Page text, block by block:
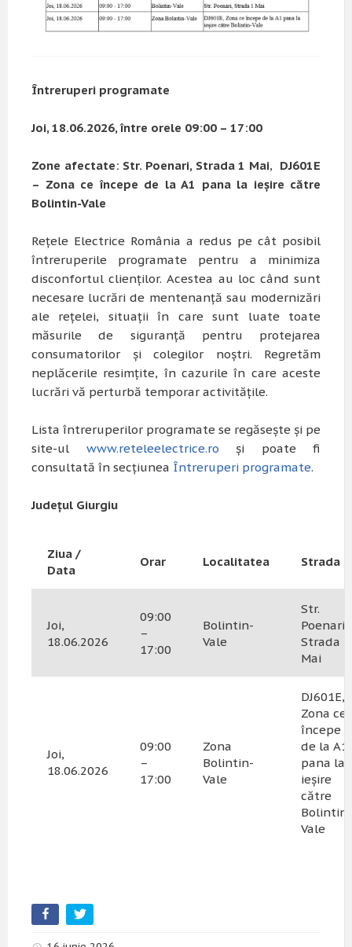
Întreruperi programate
Joi, 18.06.2026, între orele 09:00 – 17:00
Zone afectate: Str. Poenari, Strada 1 Mai, DJ601E
– Zona ceîncepe de la A1 pana la ieșire către
Bolintin-Vale
Rețele Electrice România a redus pe cât posibil
întreruperile programate pentru a minimiza
disconfortul clienților. Acestea au loc când sunt
necesare lucrări de mentenanță sau modernizări
ale rețelei, situații în care sunt luate toate
măsurile de siguranță pentru protejarea
consumatorilor și colegilor noștri. Regretăm
neplăcerile resimțite, în cazurile în care aceste
lucrări vă perturbă temporar activitățile.
Lista întreruperilor programate se regăsește și pe
site-ul www.reteleelectrice.ro și poate fi
consultată în secțiunea Întreruperi programate.
Județul Giurgiu
Ziua /
Data
Orar Localitatea Strada
Joi,
18.06.2026
09:00
–
17:00
Bolintin-
Vale
Str.
Poenari,
Strada 1
Mai
Joi,
18.06.2026
09:00
–
17:00
Zona
Bolintin-
Vale
DJ601E,
Zona ce
începe
de la A1
pana la
ieșire
către
Bolintin-
Vale